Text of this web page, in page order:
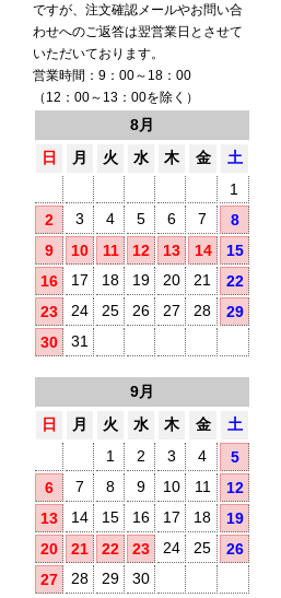
ですが、注文確認メールやお問い合
わせへのご返答は翌営業日とさせて
いただいております。
営業時間：9：00～18：00
（12：00～13：00を除く）
8月
日
月 火 水 木 金
土
1
2
3 4 5 6 7
8
9
10 11 12 13 14
15
16
17 18 19 20 21
22
23
24 25 26 27 28
29
30
31
9月
日
月 火 水 木 金
土
1
2 3 4
5
6
7 8 9 10 11
12
13
14 15 16 17 18
19
20
21 22 23 24 25
26
27
28 29 30